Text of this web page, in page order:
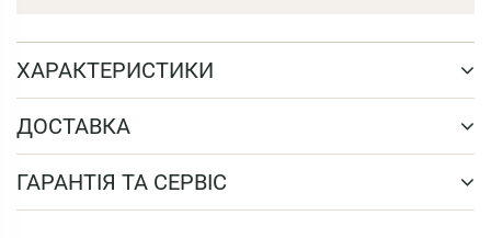
ХАРАКТЕРИСТИКИ
ДОСТАВКА
ГАРАНТІЯ ТА СЕРВІС